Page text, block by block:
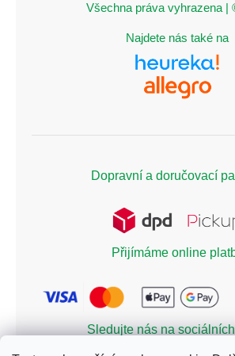
Všechna práva vyhrazena |
Najdete nás také na
Dopravní a doručovací
Přijímáme online
Sledujte nás na